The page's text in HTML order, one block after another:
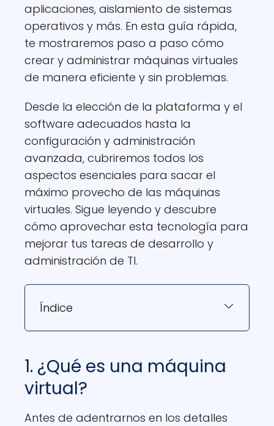
aplicaciones, aislamiento de sistemas
operativos y más. En esta guía rápida,
te mostraremos paso a paso cómo
crear y administrar máquinas virtuales
de manera eficiente y sin problemas.
Desde la elección de la plataforma y el
software adecuados hasta la
configuración y administración
avanzada, cubriremos todos los
aspectos esenciales para sacar el
máximo provecho de las máquinas
virtuales. Sigue leyendo y descubre
cómo aprovechar esta tecnología para
mejorar tus tareas de desarrollo y
administración de TI.
Índice
1. ¿Qué es una máquina
virtual?
Antes de adentrarnos en los detalles